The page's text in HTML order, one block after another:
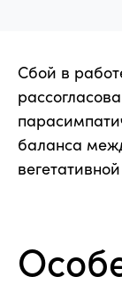
Сбой в
баланса